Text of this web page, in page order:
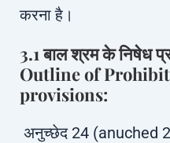
करना है।
3.1 बाल श्रम के निषेध
Outline of
provisions:
अनुच्छेद 24 (anuched